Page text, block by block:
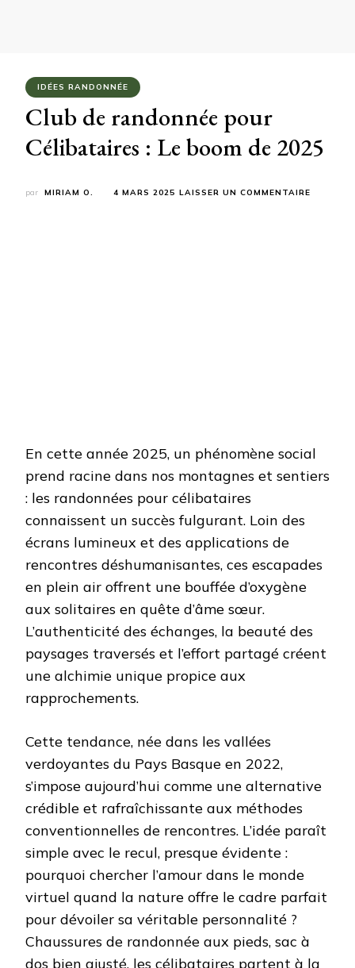
IDÉES RANDONNÉE
Club de randonnée pour
Célibataires : Le boom de 2025
par MIRIAM O. 4 MARS 2025 LAISSER UN COMMENTAIRE
En cette année 2025, un phénomène social
prend racine dans nos montagnes et sentiers
: les randonnées pour célibataires
connaissent un succès fulgurant. Loin des
écrans lumineux et des applications de
rencontres déshumanisantes, ces escapades
en plein air offrent une bouffée d’oxygène
aux solitaires en quête d’âme sœur.
L’authenticité des échanges, la beauté des
paysages traversés et l’effort partagé créent
une alchimie unique propice aux
rapprochements.
Cette tendance, née dans les vallées
verdoyantes du Pays Basque en 2022,
s’impose aujourd’hui comme une alternative
crédible et rafraîchissante aux méthodes
conventionnelles de rencontres. L’idée paraît
simple avec le recul, presque évidente :
pourquoi chercher l’amour dans le monde
virtuel quand la nature offre le cadre parfait
pour dévoiler sa véritable personnalité ?
Chaussures de randonnée aux pieds, sac à
dos bien ajusté, les célibataires partent à la